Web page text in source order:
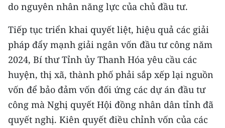
do nguyên nhân năng lực của chủ đầu tư.
Tiếp tục triển khai quyết liệt, hiệu quả các giải
pháp đẩy mạnh giải ngân vốn đầu tư công năm
2024, Bí thư Tỉnh ủy Thanh Hóa yêu cầu các
huyện, thị xã, thành phố phải sắp xếp lại nguồn
vốn để bảo đảm vốn đối ứng các dự án đầu tư
công mà Nghị quyết Hội đồng nhân dân tỉnh đã
quyết nghị. Kiên quyết điều chỉnh vốn của các